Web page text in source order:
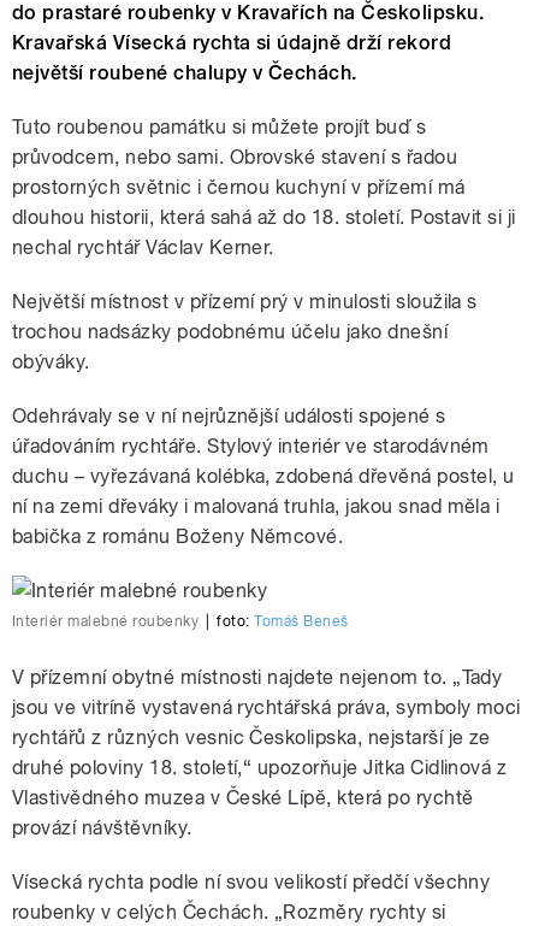
do prastaré roubenky v Kravařích na Českolipsku.
Kravařská Vísecká rychta si údajně drží rekord
největší roubené chalupy v Čechách.
Tuto roubenou památku si můžete projít buď s
průvodcem, nebo sami. Obrovské stavení s řadou
prostorných světnic i černou kuchyní v přízemí má
dlouhou historii, která sahá až do 18. století. Postavit si ji
nechal rychtář Václav Kerner.
Největší místnost v přízemí prý v minulosti sloužila s
trochou nadsázky podobnému účelu jako dnešní
obýváky.
Odehrávaly se v ní nejrůznější události spojené s
úřadováním rychtáře. Stylový interiér ve starodávném
duchu – vyřezávaná kolébka, zdobená dřevěná postel, u
ní na zemi dřeváky i malovaná truhla, jakou snad měla i
babička z románu Boženy Němcové.
Interiér malebné roubenky foto:Tomáš Beneš
V přízemní obytné místnosti najdete nejenom to. „Tady
jsou ve vitríně vystavená rychtářská práva, symboly moci
rychtářů z různých vesnic Českolipska, nejstarší je ze
druhé poloviny 18. století,“ upozorňuje Jitka Cidlinová z
Vlastivědného muzea v České Lípě, která po rychtě
provází návštěvníky.
Vísecká rychta podle ní svou velikostí předčí všechny
roubenky v celých Čechách. „Rozměry rychty si